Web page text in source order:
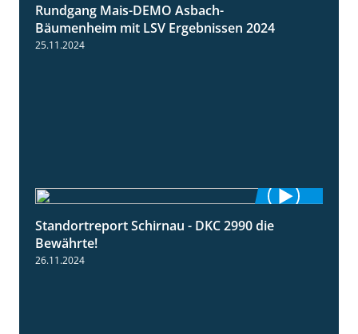
Rundgang Mais-DEMO Asbach-
Bäumenheim mit LSV Ergebnissen 2024
25.11.2024
2:14
Standortreport Schirnau - DKC 2990 die
Bewährte!
26.11.2024